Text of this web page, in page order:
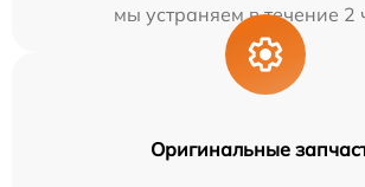
мы устраняем в течение 2
Оригинальные